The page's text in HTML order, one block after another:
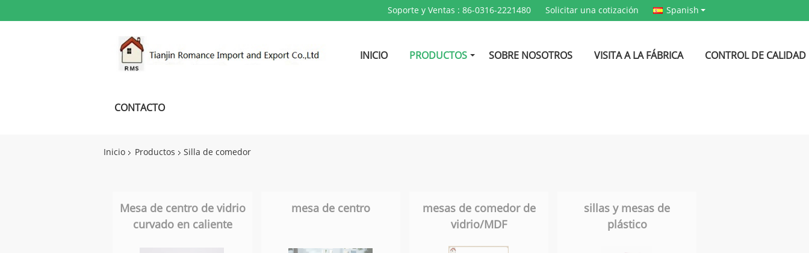
Soporte y Ventas : 86-0316-2221480 Solicitar una cotización Spanish
INICIO PRODUCTOS SOBRE NOSOTROS VISITA A LA FÁBRICA CONTROL DE CALIDAD
CONTACTO
Inicio Productos Silla de comedor
Mesa de centro de vidrio
curvado en caliente
mesa de centro
mesas de comedor de
vidrio/MDF
sillas y mesas de
plástico